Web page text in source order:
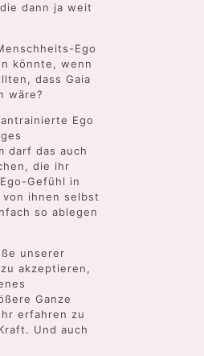
dann ja weit
Ego
könnte, wenn
dass Gaia
wäre?
Ego
darf das auch
die ihr
Gefühl in
ihnen selbst
so ablegen
unserer
akzeptieren,
Ganze
erfahren zu
Und auch